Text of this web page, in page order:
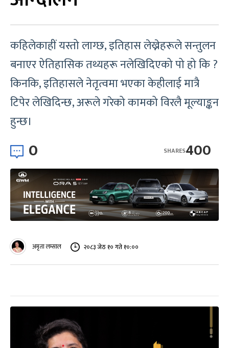
कहिलेकाहीं यस्तो लाग्छ, इतिहास लेख्नेहरूले सन्तुलन
बनाएर ऐतिहासिक तथ्यहरू नलेखिदिएको पो हो कि ?
किनकि, इतिहासले नेतृत्वमा भएका केहीलाई मात्रै
टिपेर लेखिदिन्छ, अरूले गरेको कामको विरलै मूल्याङ्कन
हुन्छ।
0 400
SHARES
अमृता लम्साल २०८३ जेठ १० गते १०:००